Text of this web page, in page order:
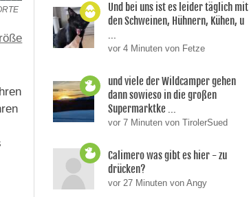
Und bei uns ist es leider täglich mit
den Schweinen, Hühnern, Kühen, u
...
vor 4 Minuten von Fetze
und viele der Wildcamper gehen
dann sowieso in die großen
Supermarktke ...
vor 7 Minuten von TirolerSued
Calimero was gibt es hier - zu
drücken?
vor 27 Minuten von Angy